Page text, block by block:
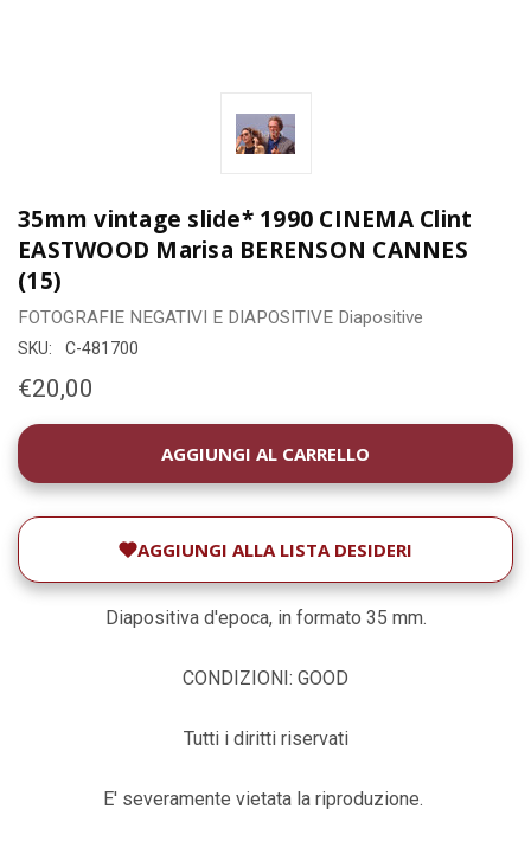
35mm vintage slide* 1990 CINEMA Clint
EASTWOOD Marisa BERENSON CANNES
(15)
FOTOGRAFIE NEGATIVI E DIAPOSITIVE Diapositive
SKU: C-481700
€20,00
DISPONIBILITÀ
ATTUALE:
AGGIUNGI ALLA LISTA DESIDERI
Diapositiva d'epoca, in formato 35 mm.
CONDIZIONI: GOOD
Tutti i diritti riservati
E' severamente vietata la riproduzione.